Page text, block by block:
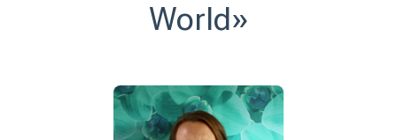
World»